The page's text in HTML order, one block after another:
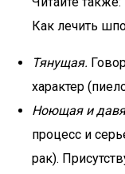
Как лечить
Тянущая.
характер
Ноющая и
процесс и
рак).